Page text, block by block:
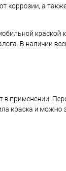
коррозии, а
краской
В наличии
в применении.
краска и